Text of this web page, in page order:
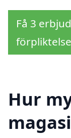
Få 3
Hur